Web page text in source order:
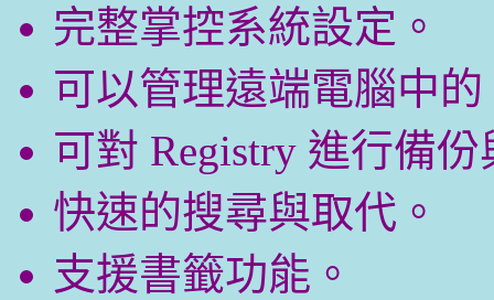
完整掌控系統設定。
可以管理遠端電腦中的
可對 Registry 進行備
快速的搜尋與取代。
支援書籤功能。